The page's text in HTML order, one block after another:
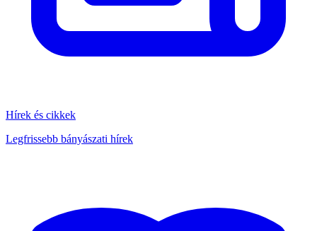
Hírek és cikkek
Legfrissebb bányászati hírek